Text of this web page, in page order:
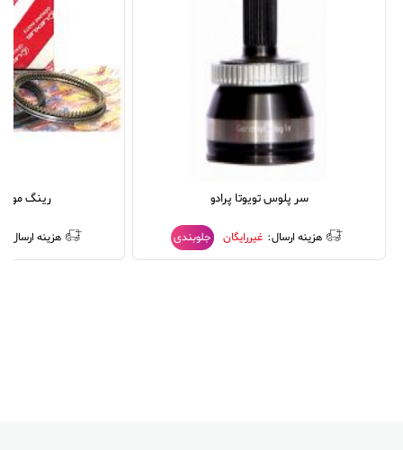
سر پلوس تویوتا پرادو
هزینه ارسال: غیررایگان جلوبندی
رینگ موتور
هزینه ارسال: